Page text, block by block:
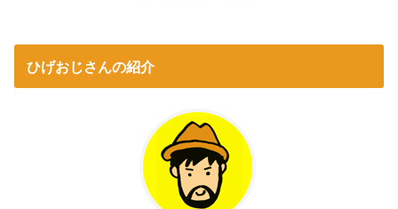
ひげおじさんの紹介